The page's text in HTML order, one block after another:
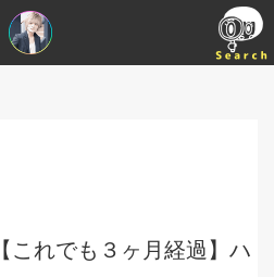
【これでも３ヶ月経過】ハ